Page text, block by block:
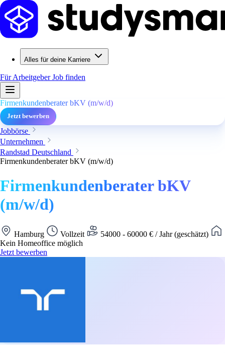
Alles für deine Karriere
Für ArbeitgeberJob finden
Firmenkundenberater bKV (m/w/d)
Jetzt bewerben
Jobbörse
Unternehmen
Randstad Deutschland
Firmenkundenberater bKV (m/w/d)
Firmenkundenberater bKV
(m/w/d)
Hamburg Vollzeit
54000 - 60000 € / Jahr (geschätzt)
Kein Homeoffice möglich
Jetzt bewerben